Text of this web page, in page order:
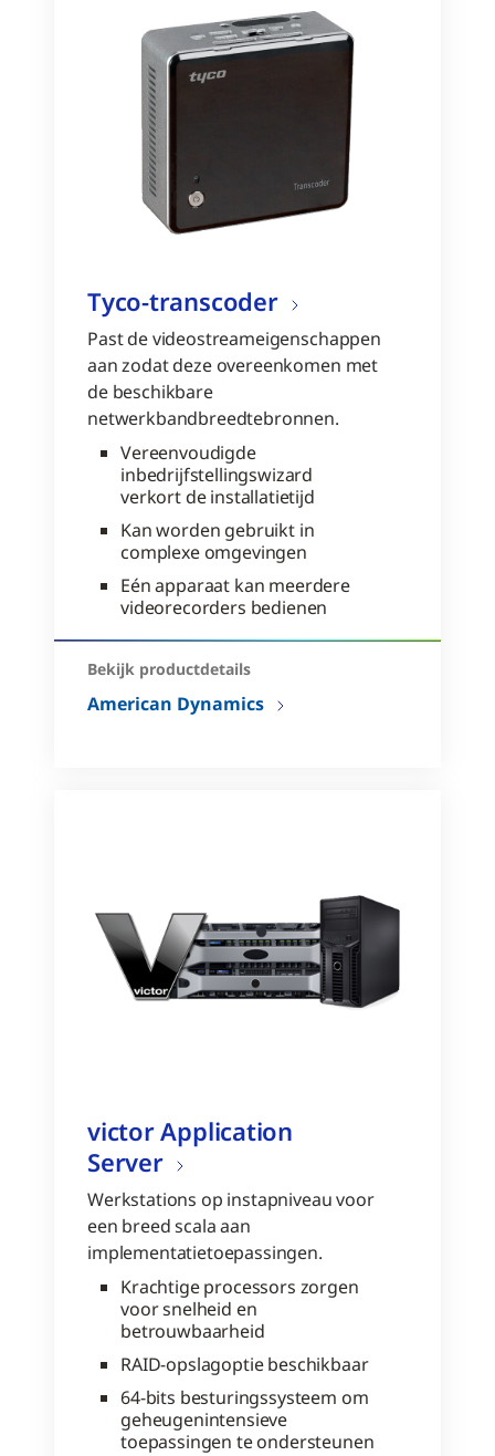
Tyco-transcoder
Past de videostreameigenschappen
aan zodat deze overeenkomen met
de beschikbare
netwerkbandbreedtebronnen.
Vereenvoudigde
inbedrijfstellingswizard
verkort de installatietijd
Kan worden gebruikt in
complexe omgevingen
Eén apparaat kan meerdere
videorecorders bedienen
Bekijk productdetails
American Dynamics
victor Application
Server
Werkstations op instapniveau voor
een breed scala aan
implementatietoepassingen.
Krachtige processors zorgen
voor snelheid en
betrouwbaarheid
RAID-opslagoptie beschikbaar
64-bits besturingssysteem om
geheugenintensieve
toepassingen te ondersteunen